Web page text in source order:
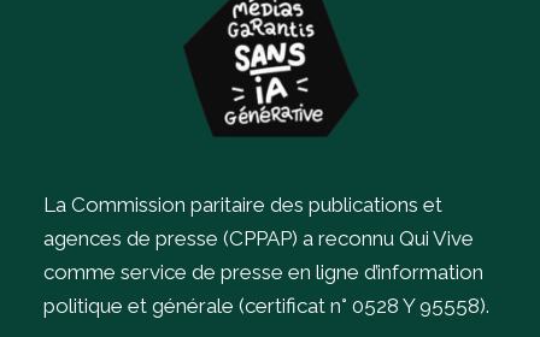
La Commission paritaire des publications et
agences de presse (CPPAP) a reconnu Qui Vive
comme service de presse en ligne d’information
politique et générale (certificat n° 0528 Y 95558).